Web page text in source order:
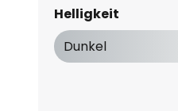
Helligkeit
Dunkel